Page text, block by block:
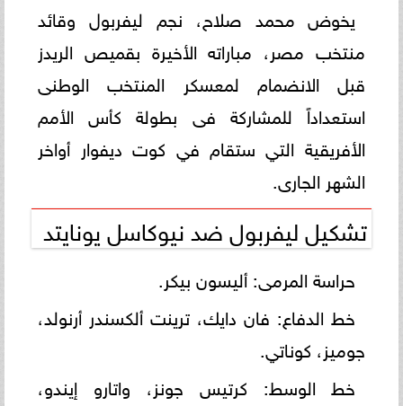
يخوض محمد صلاح، نجم ليفربول وقائد
منتخب مصر، مباراته الأخيرة بقميص الريدز
قبل الانضمام لمعسكر المنتخب الوطنى
استعداداً للمشاركة فى بطولة كأس الأمم
الأفريقية التي ستقام في كوت ديفوار أواخر
الشهر الجارى.
تشكيل ليفربول ضد نيوكاسل يونايتد
حراسة المرمى: أليسون بيكر.
خط الدفاع: فان دايك، ترينت ألكسندر أرنولد،
جوميز، كوناتي.
خط الوسط: كرتيس جونز، واتارو إيندو،